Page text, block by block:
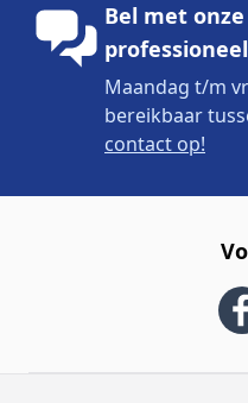
Bel met
Maandag t/m
bereikbaar
contact op!